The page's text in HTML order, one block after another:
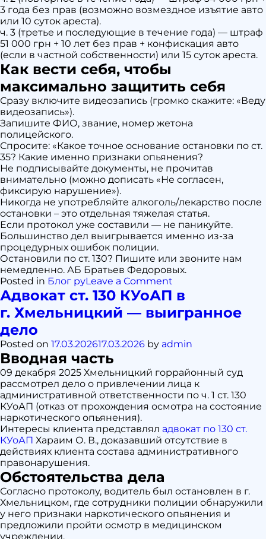
3 года без прав (возможно возмездное изъятие авто
или 10 суток ареста).
ч. 3 (третье и последующие в течение года) — штраф
51 000 грн + 10 лет без прав + конфискация авто
(если в частной собственности) или 15 суток ареста.
Как вести себя, чтобы
максимально защитить себя
Сразу включите видеозапись (громко скажите: «Веду
видеозапись»).
Запишите ФИО, звание, номер жетона
полицейского.
Спросите: «Какое точное основание остановки по ст.
35? Какие именно признаки опьянения?
Не подписывайте документы, не прочитав
внимательно (можно дописать «Не согласен,
фиксирую нарушение»).
Никогда не употребляйте алкоголь/лекарство после
остановки – это отдельная тяжелая статья.
Если протокол уже составили — не паникуйте.
Большинство дел выигрывается именно из-за
процедурных ошибок полиции.
Остановили по ст. 130? Пишите или звоните нам
немедленно. АБ Братьев Федоровых.
Posted in Блог руLeave a Comment
Законность
действий
полиции
по
130
КУоАП
Адвокат ст. 130 КУоАП в
г. Хмельницкий — выигранное
дело
Posted on 17.03.202617.03.2026 by admin
Вводная часть
09 декабря 2025 Хмельницкий горрайонный суд
рассмотрел дело о привлечении лица к
административной ответственности по ч. 1 ст. 130
КУоАП (отказ от прохождения осмотра на состояние
наркотического опьянения).
Интересы клиента представлял адвокат по 130 ст.
КУоАП Хараим О. В., доказавший отсутствие в
действиях клиента состава административного
правонарушения.
Обстоятельства дела
Согласно протоколу, водитель был остановлен в г.
Хмельницком, где сотрудники полиции обнаружили
у него признаки наркотического опьянения и
предложили пройти осмотр в медицинском
учреждении.